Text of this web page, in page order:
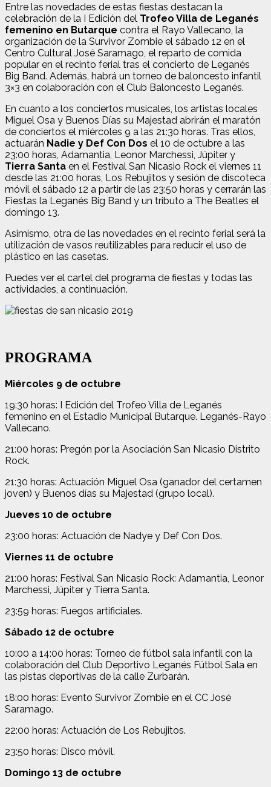
Entre las novedades de estas fiestas destacan la
celebración de la I Edición del Trofeo Villa de Leganés
femenino en Butarque contra el Rayo Vallecano, la
organización de la Survivor Zombie el sábado 12 en el
Centro Cultural José Saramago, el reparto de comida
popular en el recinto ferial tras el concierto de Leganés
Big Band. Además, habrá un torneo de baloncesto infantil
3×3 en colaboración con el Club Baloncesto Leganés.
En cuanto a los conciertos musicales, los artistas locales
Miguel Osa y Buenos Días su Majestad abrirán el maratón
de conciertos el miércoles 9 a las 21:30 horas. Tras ellos,
actuarán Nadie y Def Con Dos el 10 de octubre a las
23:00 horas, Adamantia, Leonor Marchessi, Júpiter y
Tierra Santa en el Festival San Nicasio Rock el viernes 11
desde las 21:00 horas, Los Rebujitos y sesión de discoteca
móvil el sábado 12 a partir de las 23:50 horas y cerrarán las
Fiestas la Leganés Big Band y un tributo a The Beatles el
domingo 13.
Asimismo, otra de las novedades en el recinto ferial será la
utilización de vasos reutilizables para reducir el uso de
plástico en las casetas.
Puedes ver el cartel del programa de fiestas y todas las
actividades, a continuación.
PROGRAMA
Miércoles 9 de octubre
19:30 horas: I Edición del Trofeo Villa de Leganés
femenino en el Estadio Municipal Butarque. Leganés-Rayo
Vallecano.
21:00 horas: Pregón por la Asociación San Nicasio Distrito
Rock.
21:30 horas: Actuación Miguel Osa (ganador del certamen
joven) y Buenos días su Majestad (grupo local).
Jueves 10 de octubre
23:00 horas: Actuación de Nadye y Def Con Dos.
Viernes 11 de octubre
21:00 horas: Festival San Nicasio Rock: Adamantia, Leonor
Marchessi, Júpiter y Tierra Santa.
23:59 horas: Fuegos artificiales.
Sábado 12 de octubre
10:00 a 14:00 horas: Torneo de fútbol sala infantil con la
colaboración del Club Deportivo Leganés Fútbol Sala en
las pistas deportivas de la calle Zurbarán.
18:00 horas: Evento Survivor Zombie en el CC José
Saramago.
22:00 horas: Actuación de Los Rebujitos.
23:50 horas: Disco móvil.
Domingo 13 de octubre